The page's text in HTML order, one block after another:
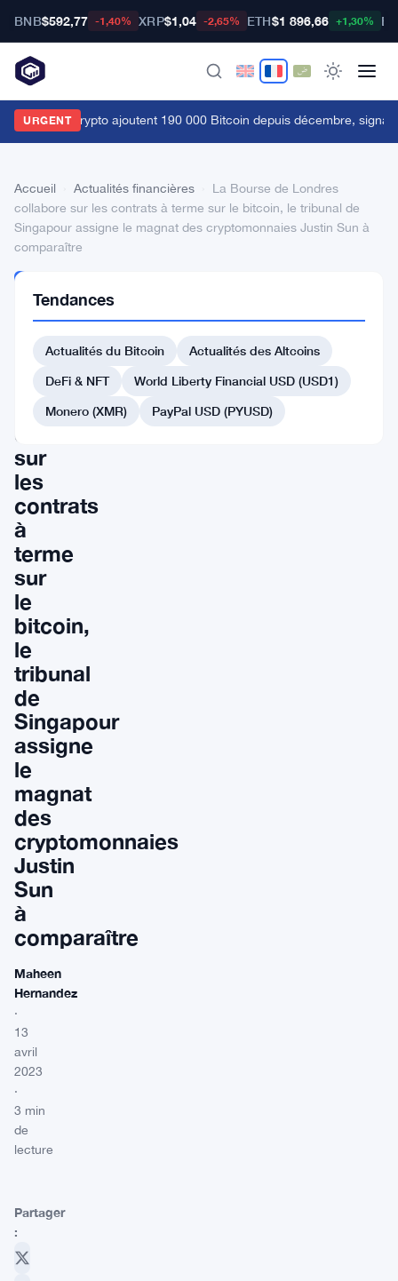
BNB$592,77 -1,40% XRP$1,04 -2,65% ETH$1 896,66 +1,30%
URGENT
baleines crypto ajoutent 190 000 Bitcoin depuis décembre,
Accueil Actualités financières
La Bourse de Londres
collabore sur les contrats à terme sur le bitcoin, le tribunal de
Singapour assigne le magnat des cryptomonnaies Justin Sun à
comparaître
FINANCIÈRES
Bourse
Londres
collabore
sur
les
contrats
à
terme
sur
le
bitcoin,
le
tribunal
de
Singapour
assigne
le
magnat
des
cryptomonnaies
Justin
Sun
à
comparaître
Maheen
Hernandez
·
13
avril
2023
·
3 min
de
lecture
Partager
:
Tendances
Actualités du Bitcoin
Actualités des Altcoins
DeFi & NFT
World Liberty Financial USD (USD1)
Monero (XMR)
PayPal USD (PYUSD)